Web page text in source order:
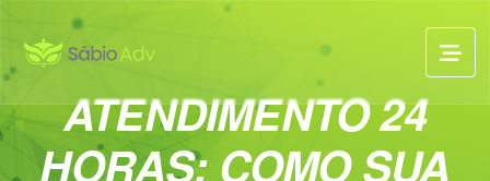
ATENDIMENTO 24
HORAS: COMO SUA